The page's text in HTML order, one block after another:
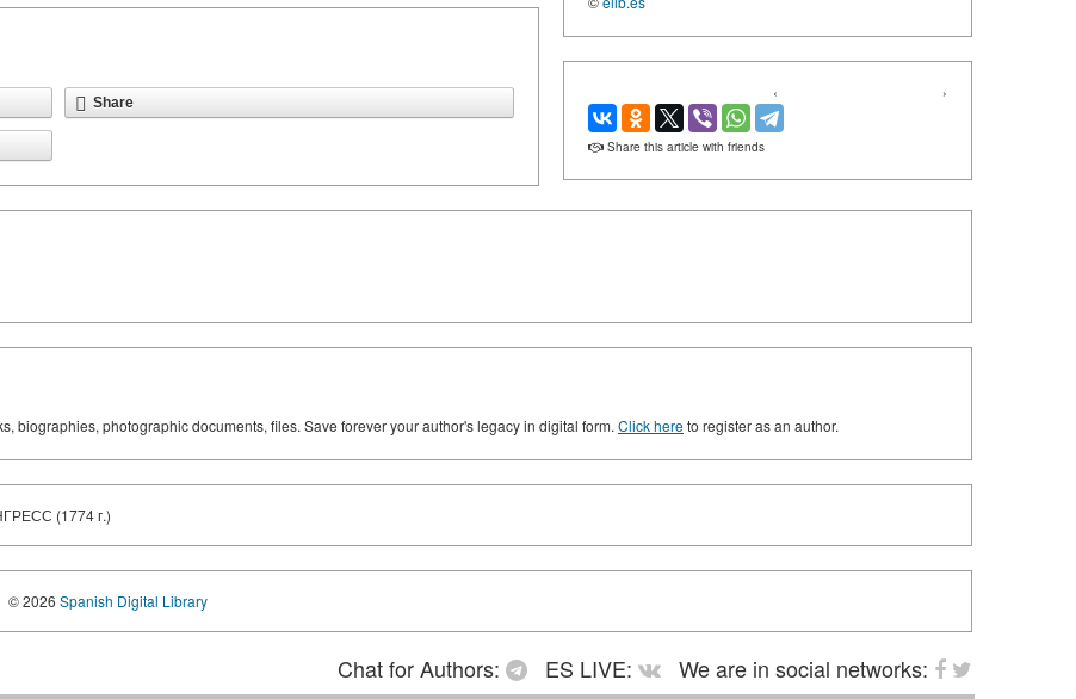
Share
‹ ›
Share this article with friends
biographies, photographic documents, files. Save forever your author's legacy in digital form. Click hereto register as an author.
(1774 г.)
© 2026 Spanish Digital Library
Chat for Authors: ES LIVE:
We are in social networks: